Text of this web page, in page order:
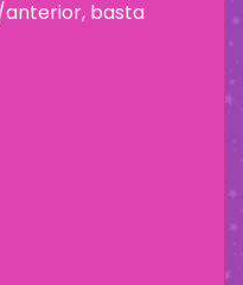
anterior, basta